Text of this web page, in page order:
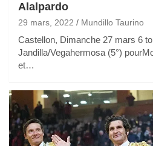
Alalpardo
29 mars, 2022 Mundillo Taurino
Castellon, Dimanche 27 mars 6
Jandilla/Vegahermosa (5°)
et…